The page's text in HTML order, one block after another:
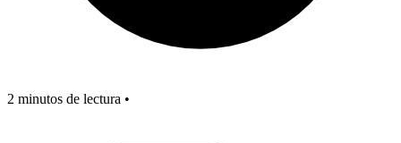
2 minutos de lectura •